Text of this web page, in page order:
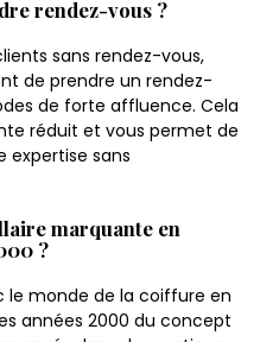
rendez-vous ?
sans rendez-vous,
de prendre un rendez-
de forte affluence. Cela
réduit et vous permet de
expertise sans
marquante en
?
le monde de la coiffure en
années 2000 du concept